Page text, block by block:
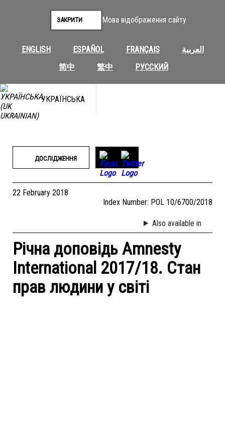
Мова відображення сайту
ENGLISH ESPAÑOL FRANÇAIS
العربية
简中
繁中 РУССКИЙ
ЗАКРИТИ
УКРАЇНСЬКА
ДОСЛІДЖЕННЯ
22 February 2018
Index Number: POL 10/6700/2018
Also available in
Річна доповідь Amnesty
International 2017/18. Стан
прав людини у світі